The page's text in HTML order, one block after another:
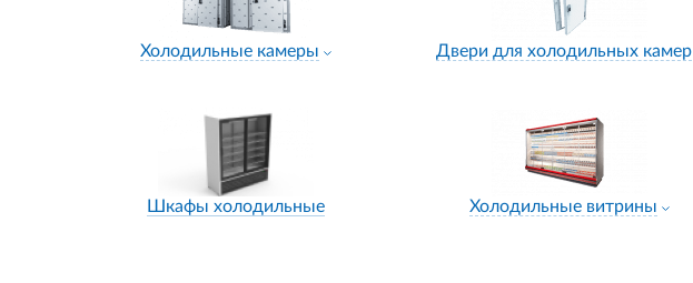
Холодильные камеры Двери для холодильных камер
Шкафы холодильные Холодильные витрины